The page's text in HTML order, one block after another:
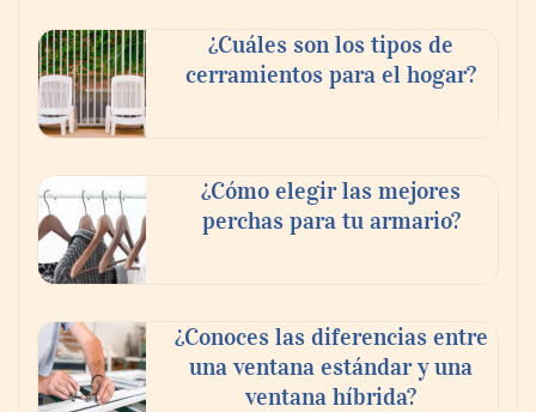
¿Cuáles son los tipos de
cerramientos para el hogar?
¿Cómo elegir las mejores
perchas para tu armario?
¿Conoces las diferencias entre
una ventana estándar y una
ventana híbrida?